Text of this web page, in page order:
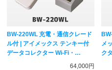
BW-220WL 充電・通信クレード
ル付 | アイメックス テンキー付
データコレクター Wi-Fi・
Bluetoothモデル | BW-220-1C
64,000円
メ
ク
コ